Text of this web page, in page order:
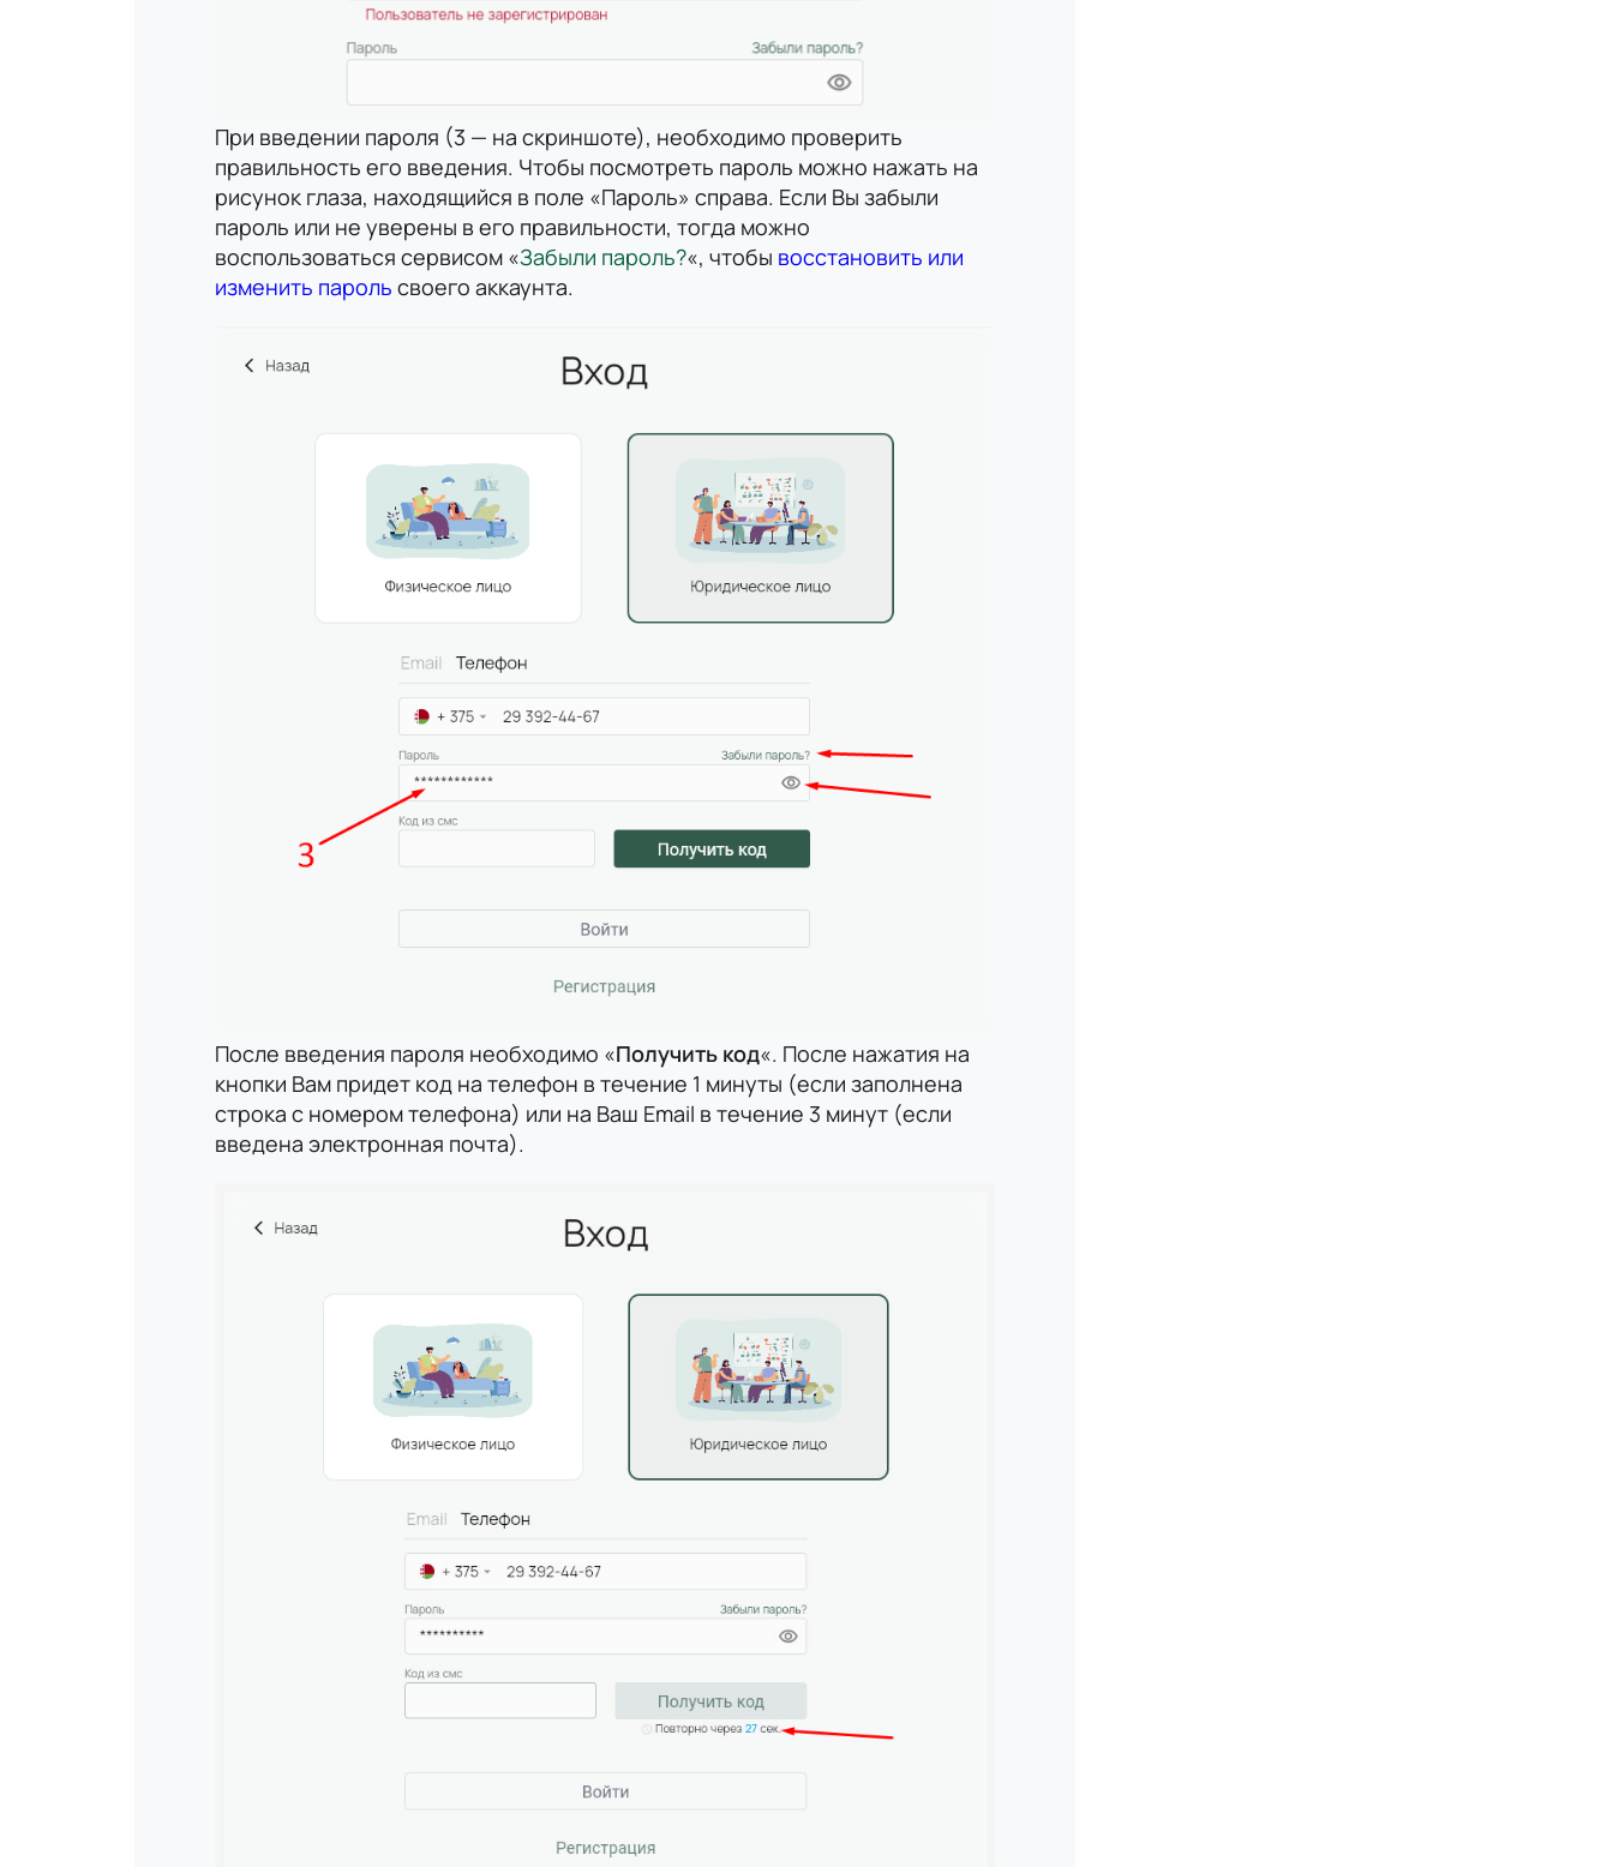
При введении пароля (3 — на скриншоте), необходимо проверить
правильность его введения. Чтобы посмотреть пароль можно нажать на
рисунок глаза, находящийся в поле «Пароль» справа. Если Вы забыли
пароль или не уверены в его правильности, тогда можно
воспользоваться сервисом «Забыли пароль?«, чтобы восстановить или
изменить пароль своего аккаунта.
После введения пароля необходимо «Получить код«. После нажатия на
кнопки Вам придет код на телефон в течение 1 минуты (если заполнена
строка с номером телефона) или на Ваш Email в течение 3 минут (если
введена электронная почта).
Имя
Email
В данный момент платформа
находится в разработке, следите
за новостями о запуске!